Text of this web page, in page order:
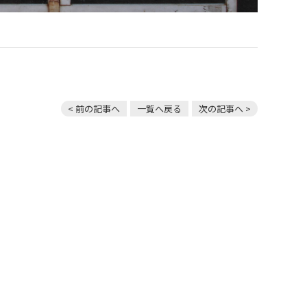
< 前の記事へ 一覧へ戻る 次の記事へ >